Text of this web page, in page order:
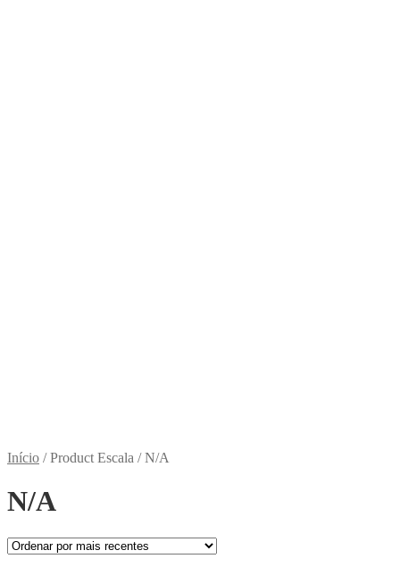
Início /Product Escala /N/A
N/A